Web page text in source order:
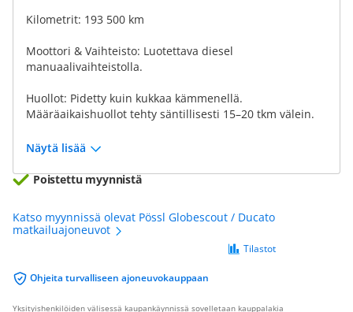
Kilometrit: 193 500 km
Moottori & Vaihteisto: Luotettava diesel
manuaalivaihteistolla.
Huollot: Pidetty kuin kukkaa kämmenellä.
Määräaikaishuollot tehty säntillisesti 15–20 tkm välein.
Näytä lisää
Poistettu myynnistä
Katso myynnissä olevat Pössl Globescout / Ducato
matkailuajoneuvot
Ohjeita turvalliseen ajoneuvokauppaan
Tilastot
Yksityishenkilöiden välisessä kaupankäynnissä sovelletaan kauppalakia